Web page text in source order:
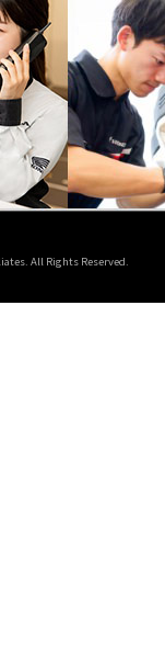
All Rights Reserved.